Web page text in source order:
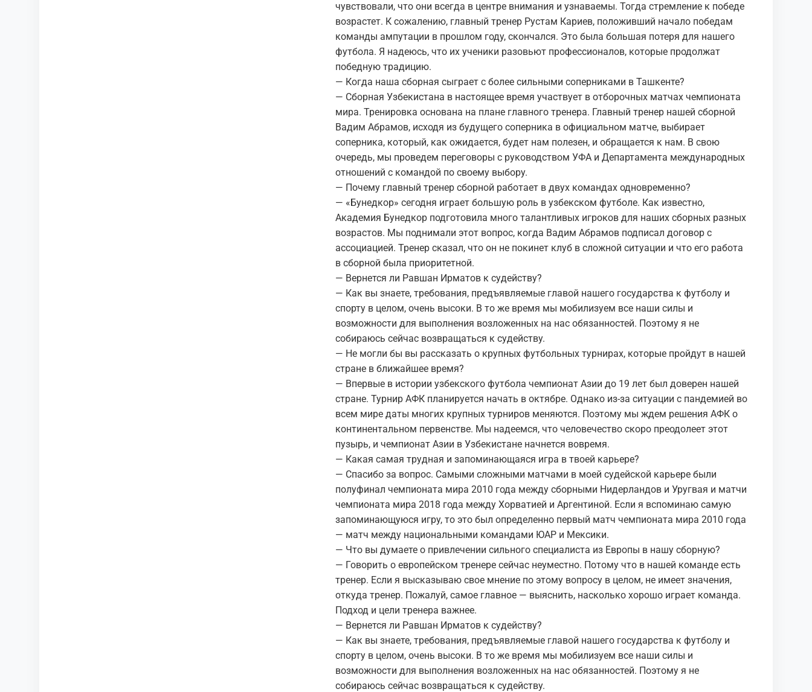
чувствовали, что они всегда в центре внимания и узнаваемы. Тогда стремление к победе
возрастет. К сожалению, главный тренер Рустам Кариев, положивший начало победам
команды ампутации в прошлом году, скончался. Это была большая потеря для нашего
футбола. Я надеюсь, что их ученики разовьют профессионалов, которые продолжат
победную традицию.
— Когда наша сборная сыграет с более сильными соперниками в Ташкенте?
— Сборная Узбекистана в настоящее время участвует в отборочных матчах чемпионата
мира. Тренировка основана на плане главного тренера. Главный тренер нашей сборной
Вадим Абрамов, исходя из будущего соперника в официальном матче, выбирает
соперника, который, как ожидается, будет нам полезен, и обращается к нам. В свою
очередь, мы проведем переговоры с руководством УФА и Департамента международных
отношений с командой по своему выбору.
— Почему главный тренер сборной работает в двух командах одновременно?
— «Бунедкор» сегодня играет большую роль в узбекском футболе. Как известно,
Академия Бунедкор подготовила много талантливых игроков для наших сборных разных
возрастов. Мы поднимали этот вопрос, когда Вадим Абрамов подписал договор с
ассоциацией. Тренер сказал, что он не покинет клуб в сложной ситуации и что его работа
в сборной была приоритетной.
— Вернется ли Равшан Ирматов к судейству?
— Как вы знаете, требования, предъявляемые главой нашего государства к футболу и
спорту в целом, очень высоки. В то же время мы мобилизуем все наши силы и
возможности для выполнения возложенных на нас обязанностей. Поэтому я не
собираюсь сейчас возвращаться к судейству.
— Не могли бы вы рассказать о крупных футбольных турнирах, которые пройдут в нашей
стране в ближайшее время?
— Впервые в истории узбекского футбола чемпионат Азии до 19 лет был доверен нашей
стране. Турнир АФК планируется начать в октябре. Однако из-за ситуации с пандемией во
всем мире даты многих крупных турниров меняются. Поэтому мы ждем решения АФК о
континентальном первенстве. Мы надеемся, что человечество скоро преодолеет этот
пузырь, и чемпионат Азии в Узбекистане начнется вовремя.
— Какая самая трудная и запоминающаяся игра в твоей карьере?
— Спасибо за вопрос. Самыми сложными матчами в моей судейской карьере были
полуфинал чемпионата мира 2010 года между сборными Нидерландов и Уругвая и матчи
чемпионата мира 2018 года между Хорватией и Аргентиной. Если я вспоминаю самую
запоминающуюся игру, то это был определенно первый матч чемпионата мира 2010 года
— матч между национальными командами ЮАР и Мексики.
— Что вы думаете о привлечении сильного специалиста из Европы в нашу сборную?
— Говорить о европейском тренере сейчас неуместно. Потому что в нашей команде есть
тренер. Если я высказываю свое мнение по этому вопросу в целом, не имеет значения,
откуда тренер. Пожалуй, самое главное — выяснить, насколько хорошо играет команда.
Подход и цели тренера важнее.
— Вернется ли Равшан Ирматов к судейству?
— Как вы знаете, требования, предъявляемые главой нашего государства к футболу и
спорту в целом, очень высоки. В то же время мы мобилизуем все наши силы и
возможности для выполнения возложенных на нас обязанностей. Поэтому я не
собираюсь сейчас возвращаться к судейству.